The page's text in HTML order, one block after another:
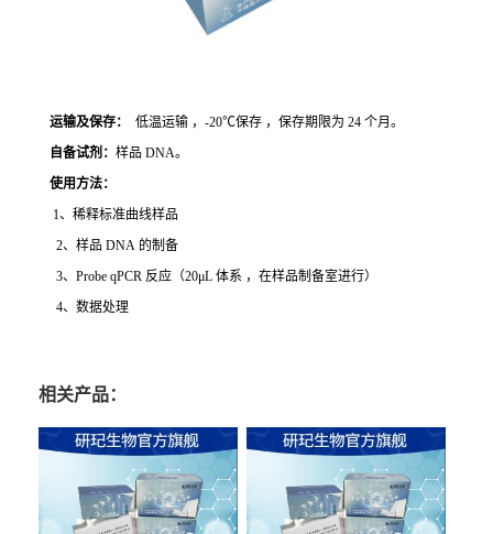
运输及保存：
低温运输 ，-20℃保存 ，保存期限为 24 个月。
自备试剂： 样品 DNA。
使用方法：
1、稀释标准曲线样品
2、样品 DNA 的制备
3、Probe qPCR 反应（20μL 体系 ，在样品制备室进行）
4、数据处理
相关产品：